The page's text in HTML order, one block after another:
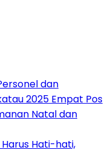
dan
2025 Empat Pos
Natal dan
Hati-hati,